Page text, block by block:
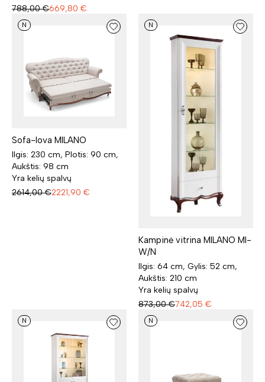
788,00 €669,80 €
N
Sofa-lova MILANO
Ilgis: 230 cm, Plotis: 90 cm,
Aukštis: 98 cm
Yra kelių spalvų
2614,00 €2221,90 €
N
Kampinė vitrina MILANO MI-
W/N
Ilgis: 64 cm, Gylis: 52 cm,
Aukštis: 210 cm
Yra kelių spalvų
873,00 €742,05 €
N N